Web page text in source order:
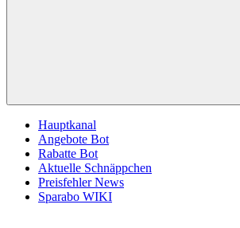
Hauptkanal
Angebote Bot
Rabatte Bot
Aktuelle Schnäppchen
Preisfehler News
Sparabo WIKI